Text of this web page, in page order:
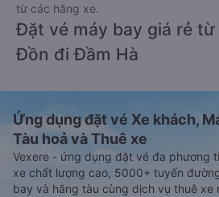
từ các hãng xe.
Đặt vé máy bay giá rẻ từ
Đồn đi Đầm Hà
Ứng dụng đặt vé Xe khách,
Tàu hoả và Thuê xe
Vexere - ứng dụng đặt vé đa phương
xe chất lượng cao, 5000+ tuyến
bay và hãng tàu cùng dịch vụ thuê xe